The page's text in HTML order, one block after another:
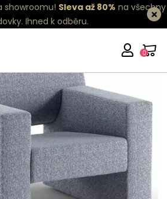
showroomu! Sleva až 80% na všechny
Ihned k odběru.
0